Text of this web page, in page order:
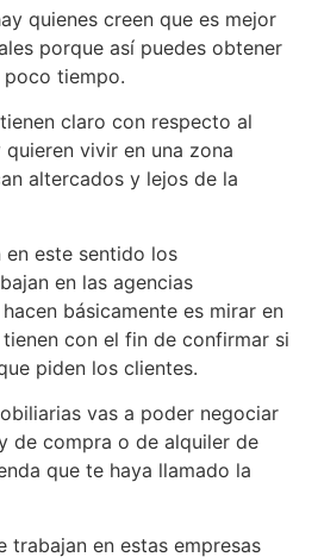
quienes creen que es mejor
porque así puedes obtener
poco tiempo.
claro con respecto al
vivir en una zona
altercados y lejos de la
en este sentido los
en las agencias
básicamente es mirar en
con el fin de confirmar si
piden los clientes.
vas a poder negociar
de compra o de alquiler de
que te haya llamado la
trabajan en estas empresas